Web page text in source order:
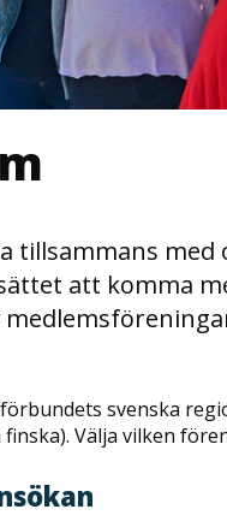
tillsammans
att komma
svenska
Välja vilken